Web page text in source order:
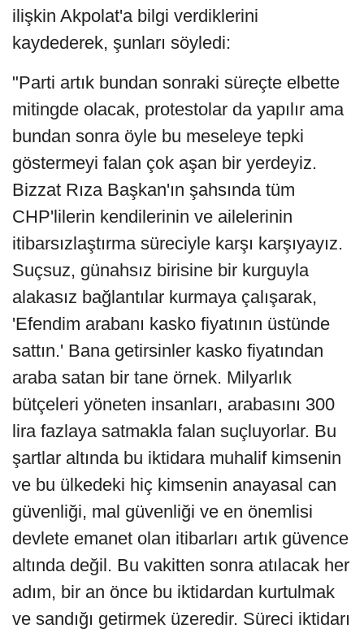
ilişkin Akpolat'a bilgi verdiklerini
kaydederek, şunları söyledi:
"Parti artık bundan sonraki süreçte elbette
mitingde olacak, protestolar da yapılır ama
bundan sonra öyle bu meseleye tepki
göstermeyi falan çok aşan bir yerdeyiz.
Bizzat Rıza Başkan'ın şahsında tüm
CHP'lilerin kendilerinin ve ailelerinin
itibarsızlaştırma süreciyle karşı karşıyayız.
Suçsuz, günahsız birisine bir kurguyla
alakasız bağlantılar kurmaya çalışarak,
'Efendim arabanı kasko fiyatının üstünde
sattın.' Bana getirsinler kasko fiyatından
araba satan bir tane örnek. Milyarlık
bütçeleri yöneten insanları, arabasını 300
lira fazlaya satmakla falan suçluyorlar. Bu
şartlar altında bu iktidara muhalif kimsenin
ve bu ülkedeki hiç kimsenin anayasal can
güvenliği, mal güvenliği ve en önemlisi
devlete emanet olan itibarları artık güvence
altında değil. Bu vakitten sonra atılacak her
adım, bir an önce bu iktidardan kurtulmak
ve sandığı getirmek üzeredir. Süreci iktidarı